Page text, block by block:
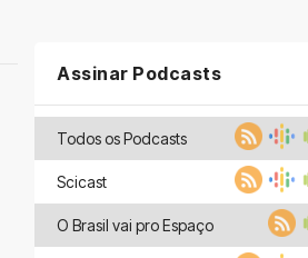
Assinar Podcasts
Todos os Podcasts
Scicast
O Brasil vai pro Espaço